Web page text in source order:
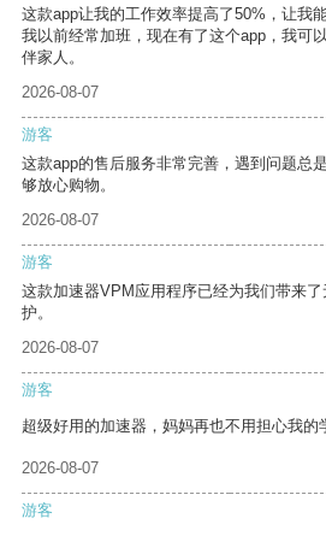
这款app让我的工作效率提高了50%，让我
我以前经常加班，现在有了这个app，我可
伴家人。
2026-08-07
游客
这款app的售后服务非常完善，遇到问题总
够放心购物。
2026-08-07
游客
这款加速器VPM应用程序已经为我们带来
护。
2026-08-07
游客
超级好用的加速器，妈妈再也不用担心我的
2026-08-07
游客